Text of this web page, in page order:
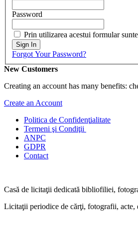
Password
Prin utilizarea acestui formular
Sign In
Forgot Your Password?
New Customers
Creating an account has many benefits:
Create an Account
Politica de Confidenţialitate
Termeni şi Condiţii
ANPC
GDPR
Contact
Casă de licitaţii dedicată bibliofiliei,
Licitaţii periodice de cărţi, fotografii, acte,